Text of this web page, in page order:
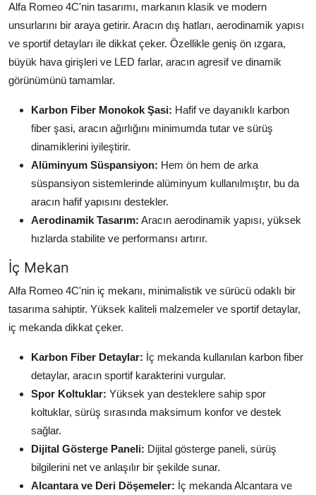
Alfa Romeo 4C'nin tasarımı, markanın klasik ve modern
unsurlarını bir araya getirir. Aracın dış hatları, aerodinamik yapısı
ve sportif detayları ile dikkat çeker. Özellikle geniş ön ızgara,
büyük hava girişleri ve LED farlar, aracın agresif ve dinamik
görünümünü tamamlar.
Karbon Fiber Monokok Şasi: Hafif ve dayanıklı karbon
fiber şasi, aracın ağırlığını minimumda tutar ve sürüş
dinamiklerini iyileştirir.
Alüminyum Süspansiyon: Hem ön hem de arka
süspansiyon sistemlerinde alüminyum kullanılmıştır, bu da
aracın hafif yapısını destekler.
Aerodinamik Tasarım: Aracın aerodinamik yapısı, yüksek
hızlarda stabilite ve performansı artırır.
İç Mekan
Alfa Romeo 4C'nin iç mekanı, minimalistik ve sürücü odaklı bir
tasarıma sahiptir. Yüksek kaliteli malzemeler ve sportif detaylar,
iç mekanda dikkat çeker.
Karbon Fiber Detaylar: İç mekanda kullanılan karbon fiber
detaylar, aracın sportif karakterini vurgular.
Spor Koltuklar: Yüksek yan desteklere sahip spor
koltuklar, sürüş sırasında maksimum konfor ve destek
sağlar.
Dijital Gösterge Paneli: Dijital gösterge paneli, sürüş
bilgilerini net ve anlaşılır bir şekilde sunar.
Alcantara ve Deri Döşemeler: İç mekanda Alcantara ve